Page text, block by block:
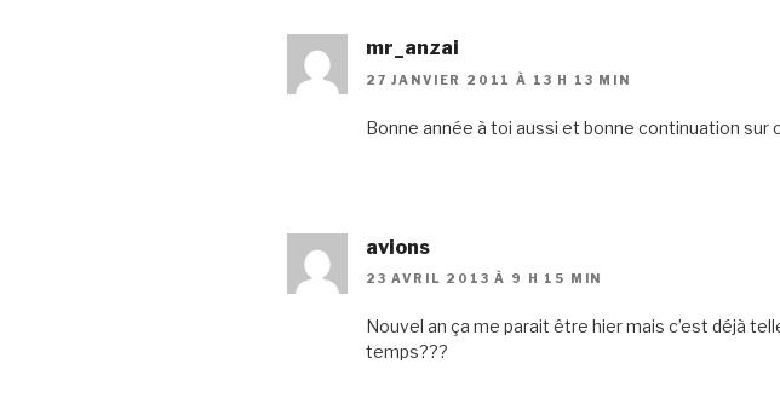
mr_anzai
27 JANVIER 2011 À 13 H 13 MIN
Bonne année à toi aussi et bonne continuation sur
avions
23 AVRIL 2013 À 9 H 15 MIN
Nouvel an ça me parait être hier mais c’est déjà
temps???